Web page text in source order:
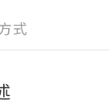
式